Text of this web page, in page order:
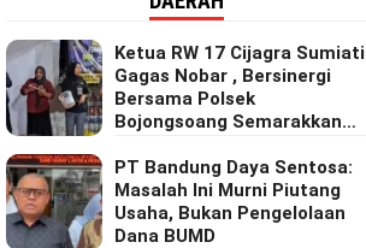
Ketua RW 17 Cijagra Sumiati
Gagas Nobar , Bersinergi
Bersama Polsek
Bojongsoang Semarakkan
PT Bandung Daya Sentosa:
Masalah Ini Murni Piutang
Usaha, Bukan Pengelolaan
Dana BUMD